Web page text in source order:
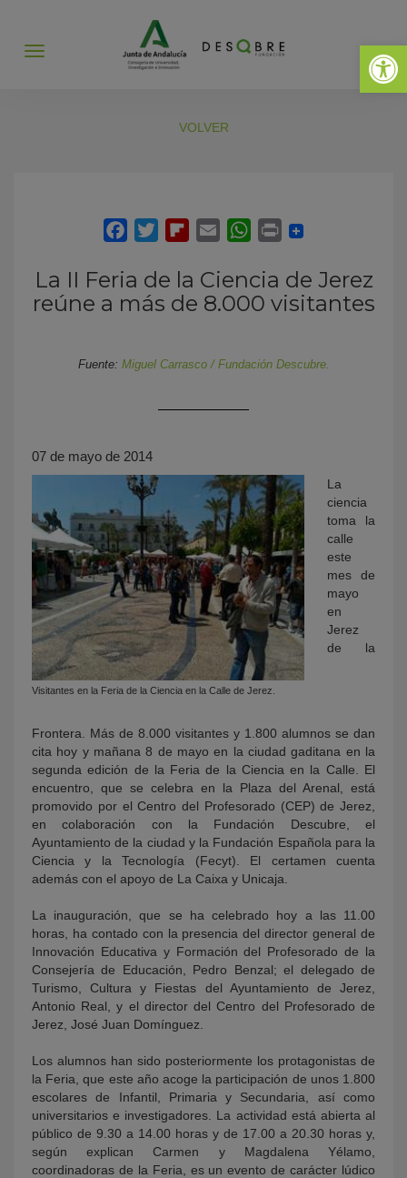
Abrir
Abrir
VOLVER
La II Feria de la Ciencia de Jerez
reúne a más de 8.000 visitantes
Fuente: Miguel Carrasco / Fundación Descubre.
07 de mayo de 2014
Visitantes en la Feria de la Ciencia en la Calle de Jerez.
La
ciencia
toma la
calle
este
mes de
mayo
en
Jerez
de la
Frontera. Más de 8.000 visitantes y 1.800 alumnos se dan
cita hoy y mañana 8 de mayo en la ciudad gaditana en la
segunda edición de la Feria de la Ciencia en la Calle. El
encuentro, que se celebra en la Plaza del Arenal, está
promovido por el Centro del Profesorado (CEP) de Jerez,
en colaboración con la Fundación Descubre, el
Ayuntamiento de la ciudad y la Fundación Española para la
Ciencia y la Tecnología (Fecyt). El certamen cuenta
además con el apoyo de La Caixa y Unicaja.
La inauguración, que se ha celebrado hoy a las 11.00
horas, ha contado con la presencia del director general de
Innovación Educativa y Formación del Profesorado de la
Consejería de Educación, Pedro Benzal; el delegado de
Turismo, Cultura y Fiestas del Ayuntamiento de Jerez,
Antonio Real, y el director del Centro del Profesorado de
Jerez, José Juan Domínguez.
Los alumnos han sido posteriormente los protagonistas de
la Feria, que este año acoge la participación de unos 1.800
escolares de Infantil, Primaria y Secundaria, así como
universitarios e investigadores. La actividad está abierta al
público de 9.30 a 14.00 horas y de 17.00 a 20.30 horas y,
según explican Carmen y Magdalena Yélamo,
coordinadoras de la Feria, es un evento de carácter lúdico